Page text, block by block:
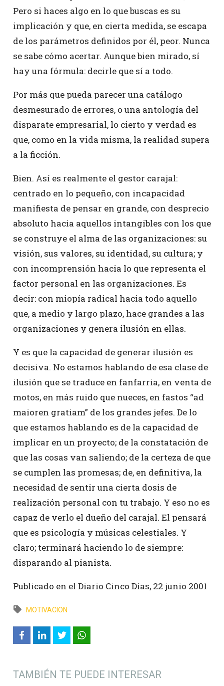
Pero si haces algo en lo que buscas es su
implicación y que, en cierta medida, se escapa
de los parámetros definidos por él, peor. Nunca
se sabe cómo acertar. Aunque bien mirado, sí
hay una fórmula: decirle que sí a todo.
Por más que pueda parecer una catálogo
desmesurado de errores, o una antología del
disparate empresarial, lo cierto y verdad es
que, como en la vida misma, la realidad supera
a la ficción.
Bien. Así es realmente el gestor carajal:
centrado en lo pequeño, con incapacidad
manifiesta de pensar en grande, con desprecio
absoluto hacia aquellos intangibles con los que
se construye el alma de las organizaciones: su
visión, sus valores, su identidad, su cultura; y
con incomprensión hacia lo que representa el
factor personal en las organizaciones. Es
decir: con miopía radical hacia todo aquello
que, a medio y largo plazo, hace grandes a las
organizaciones y genera ilusión en ellas.
Y es que la capacidad de generar ilusión es
decisiva. No estamos hablando de esa clase de
ilusión que se traduce en fanfarria, en venta de
motos, en más ruido que nueces, en fastos “ad
maioren gratiam” de los grandes jefes. De lo
que estamos hablando es de la capacidad de
implicar en un proyecto; de la constatación de
que las cosas van saliendo; de la certeza de que
se cumplen las promesas; de, en definitiva, la
necesidad de sentir una cierta dosis de
realización personal con tu trabajo. Y eso no es
capaz de verlo el dueño del carajal. El pensará
que es psicología y músicas celestiales. Y
claro; terminará haciendo lo de siempre:
disparando al pianista.
Publicado en el Diario Cinco Días, 22 junio 2001
MOTIVACION
TAMBIÉN TE PUEDE INTERESAR